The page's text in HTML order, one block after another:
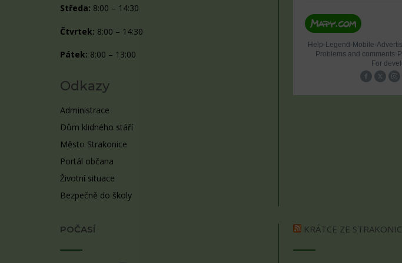
Středa: 8:00 – 14:30
Čtvrtek: 8:00 – 14:30
Pátek: 8:00 – 13:00
Odkazy
Administrace
Dům klidného stáří
Město Strakonice
Portál občana
Životní situace
Bezpečně do školy
POČASÍ KRÁTCE ZE STRAKONIC